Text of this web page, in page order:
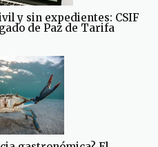
y sin expedientes: CSIF
de Paz de Tarifa